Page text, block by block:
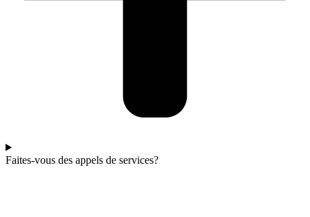
Faites-vous des appels de services?